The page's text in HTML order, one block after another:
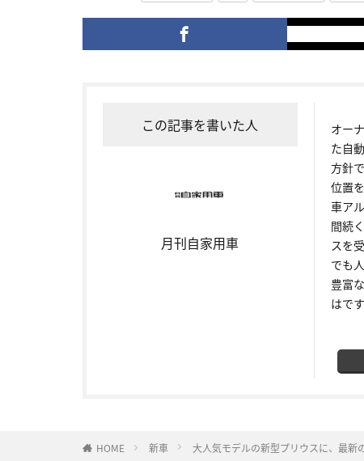
この記事を書いた人
月刊自家用車
オー
た自
方針
位置
車ア
間続
スを
でも
豊富
はです
HOME 新車 大人気モデルの新型プリウスに、最新